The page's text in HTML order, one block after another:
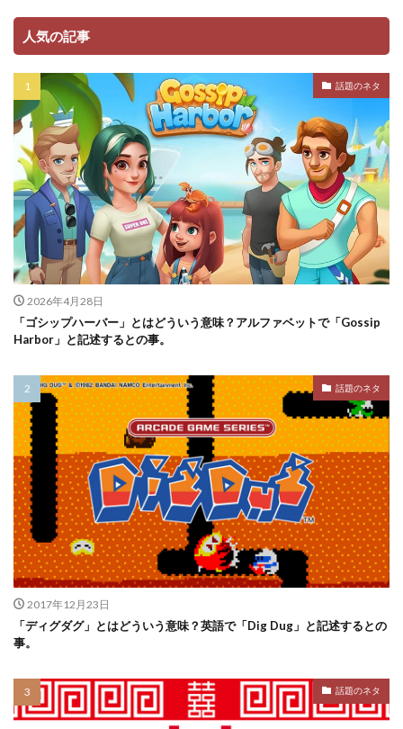
人気の記事
話題のネタ
2026年4月28日
「ゴシップハーバー」とはどういう意味？アルファベットで「Gossip
Harbor」と記述するとの事。
話題のネタ
2017年12月23日
「ディグダグ」とはどういう意味？英語で「Dig Dug」と記述するとの
事。
話題のネタ